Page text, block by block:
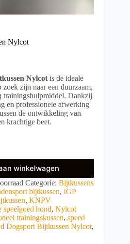
Nylcot
Nylcot is de ideale
zijn naar een duurzaam,
trainingshulpmiddel. Dankzij
en professionele afwerking
de ontwikkeling van
krachtige beet.
winkelwagen
Categorie: Bijtkussens
bijtkussen, IGP
, KNPV
speelgoed hond, Nylcot
trainingskussen, speed
Dogsport Bijtkussen Nylcot,